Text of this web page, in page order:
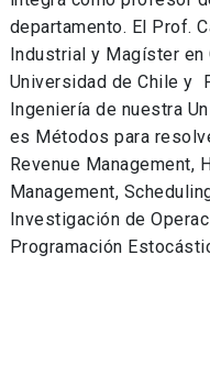
departamento. El Prof.
Industrial y Magíster en
Universidad de Chile y
Ingeniería de nuestra
es Métodos para
Revenue Management,
Management,
Investigación de
Programación